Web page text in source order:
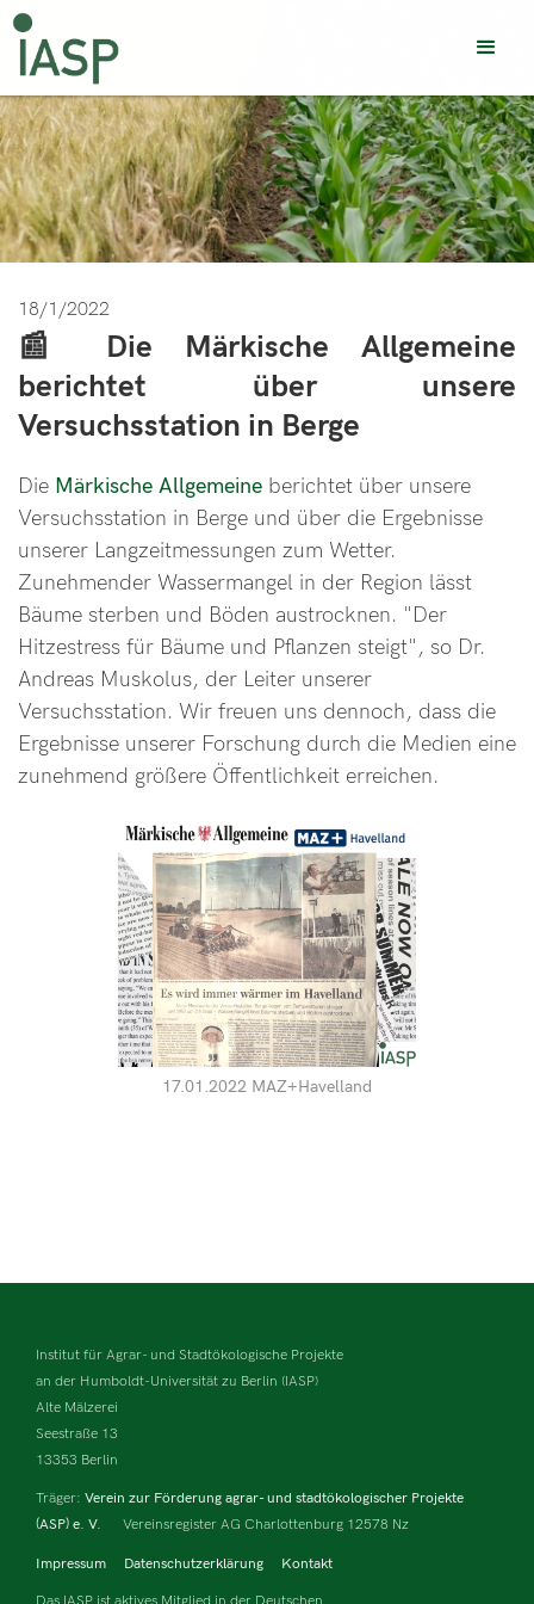
18/1/2022
📰 Die Märkische Allgemeine
berichtet über unsere
Versuchsstation in Berge
Die Märkische Allgemeine berichtet über unsere
Versuchsstation in Berge und über die Ergebnisse
unserer Langzeitmessungen zum Wetter.
Zunehmender Wassermangel in der Region lässt
Bäume sterben und Böden austrocknen. "Der
Hitzestress für Bäume und Pflanzen steigt", so Dr.
Andreas Muskolus, der Leiter unserer
Versuchsstation. Wir freuen uns dennoch, dass die
Ergebnisse unserer Forschung durch die Medien eine
zunehmend größere Öffentlichkeit erreichen.
17.01.2022 MAZ+Havelland
Institut für Agrar- und Stadtökologische Projekte
an der Humboldt-Universität zu Berlin (IASP)
Alte Mälzerei
Seestraße 13
13353 Berlin
Träger: Verein zur Förderung agrar- und stadtökologischer Projekte
(ASP) e. V.
Vereinsregister AG Charlottenburg 12578 Nz
Impressum Datenschutzerklärung Kontakt